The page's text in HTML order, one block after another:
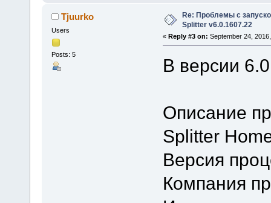
Tjuurko
Users
Posts: 5
Re: Проблемы с
Splitter v6.0.1607.22
« Reply #3 on: September 24,
В версии
Описание
Splitter
Версия
Компания